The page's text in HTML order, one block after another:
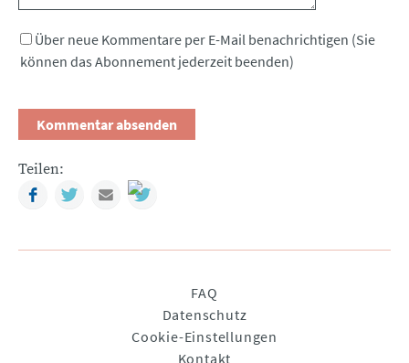
Über neue Kommentare per E-Mail benachrichtigen (Sie
können das Abonnement jederzeit beenden)
Teilen:
FacebookTwitterMail
FAQ
Datenschutz
Cookie-Einstellungen
Kontakt